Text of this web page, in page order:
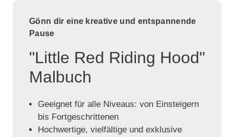
Gönn dir eine kreative und entspannende
Pause
"Little Red Riding Hood"
Malbuch
Geeignet für alle Niveaus: von Einsteigern
bis Fortgeschrittenen
Hochwertige, vielfältige und exklusive